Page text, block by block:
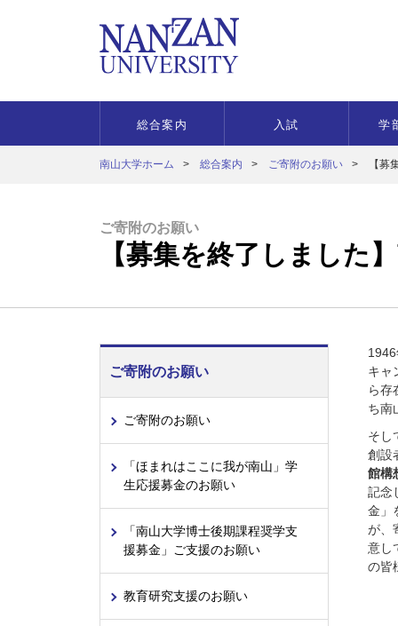
総合案内 入試 学
南山大学ホーム 総合案内 ご寄附のお願い 【募
ご寄附のお願い
【募集を終了しました
キャ
ら存
ち南
そし
創設
館構
記念
金」
が、
意し
の皆
ご寄附のお願い
ご寄附のお願い
「ほまれはここに我が南山」学
生応援募金のお願い
「南山大学博士後期課程奨学支
援募金」ご支援のお願い
教育研究支援のお願い